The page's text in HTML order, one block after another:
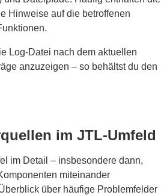
Hinweise auf die betroffenen
Log-Datei nach dem aktuellen
anzuzeigen – so behältst du den
im JTL-Umfeld
im Detail – insbesondere dann,
miteinander
über häufige Problemfelder